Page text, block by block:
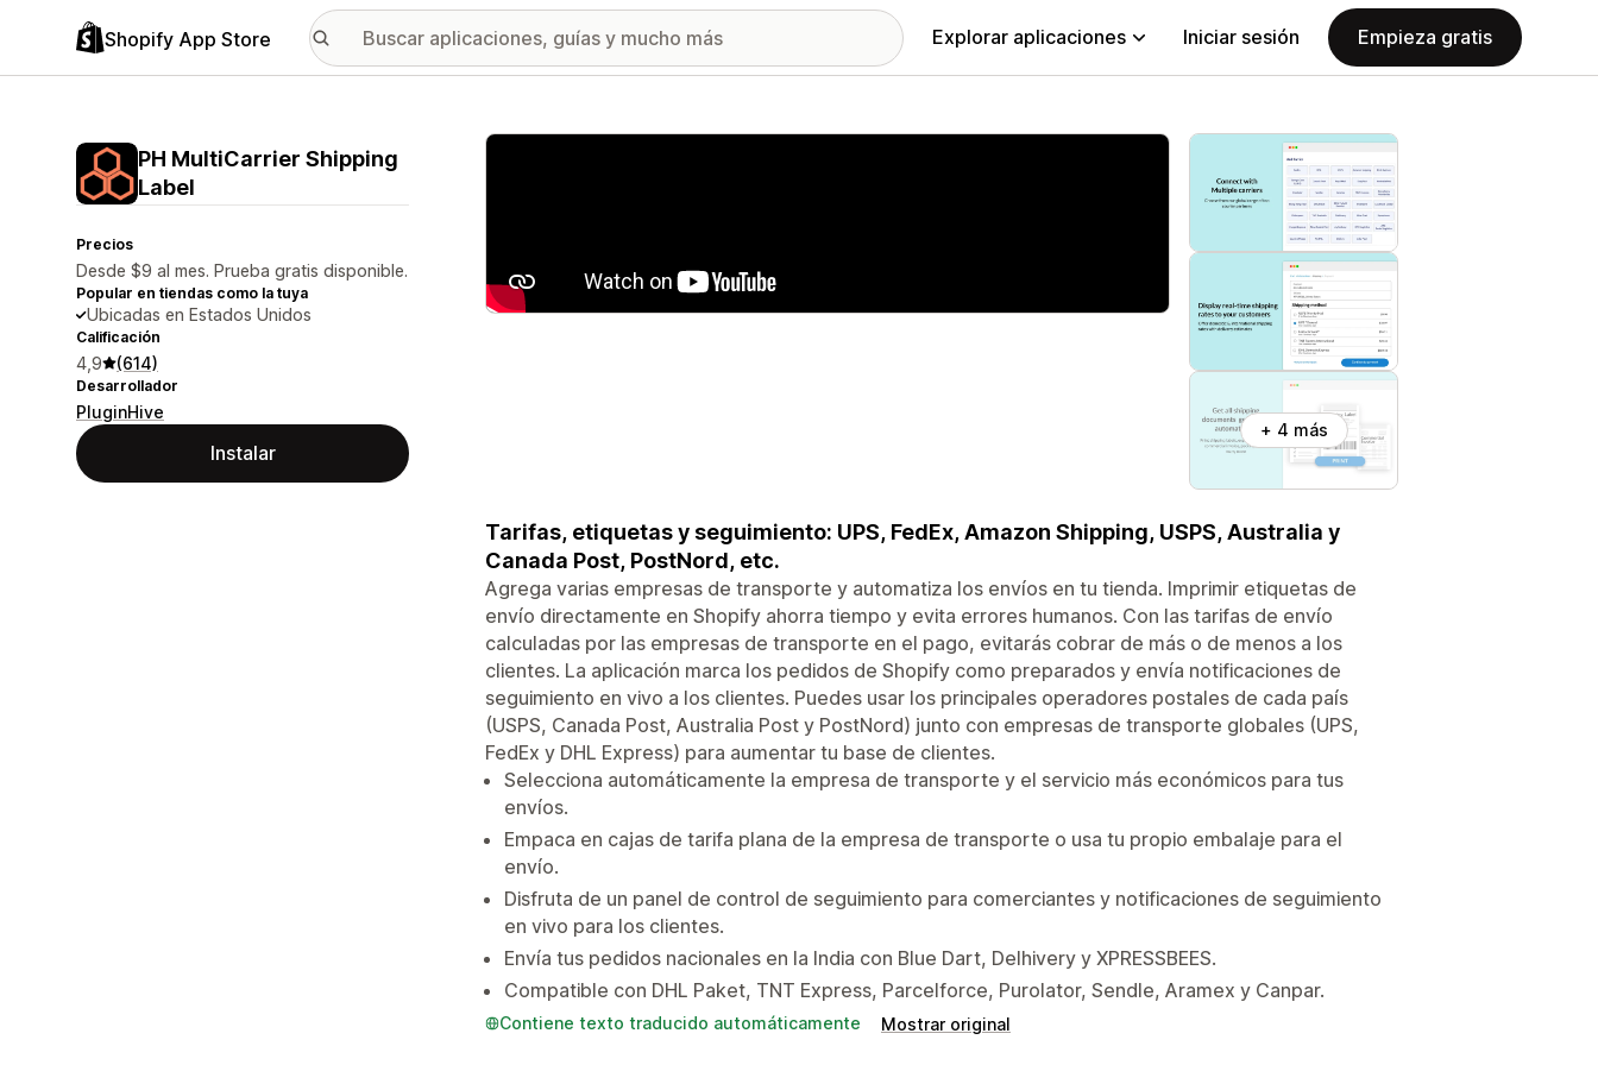
Shopify App Store Explorar aplicaciones Iniciar sesión Empieza gratis
PH MultiCarrier Shipping
Label
Precios
Desde $9 al mes. Prueba gratis disponible.
Popular en tiendas como la tuya
Ubicadas en Estados Unidos
Calificación
4,9 (614)
Desarrollador
PluginHive
Instalar
Galería de imágenes destacadas
+ 4 más
Tarifas, etiquetas y seguimiento: UPS, FedEx, Amazon Shipping, USPS, Australia y
Canada Post, PostNord, etc.
Agrega varias empresas de transporte y automatiza los envíos en tu tienda. Imprimir etiquetas de
envío directamente en Shopify ahorra tiempo y evita errores humanos. Con las tarifas de envío
calculadas por las empresas de transporte en el pago, evitarás cobrar de más o de menos a los
clientes. La aplicación marca los pedidos de Shopify como preparados y envía notificaciones de
seguimiento en vivo a los clientes. Puedes usar los principales operadores postales de cada país
(USPS, Canada Post, Australia Post y PostNord) junto con empresas de transporte globales (UPS,
FedEx y DHL Express) para aumentar tu base de clientes.
Selecciona automáticamente la empresa de transporte y el servicio más económicos para tus
envíos.
Empaca en cajas de tarifa plana de la empresa de transporte o usa tu propio embalaje para el
envío.
Disfruta de un panel de control de seguimiento para comerciantes y notificaciones de seguimiento
en vivo para los clientes.
Envía tus pedidos nacionales en la India con Blue Dart, Delhivery y XPRESSBEES.
Compatible con DHL Paket, TNT Express, Parcelforce, Purolator, Sendle, Aramex y Canpar.
Contiene texto traducido automáticamente Mostrar original